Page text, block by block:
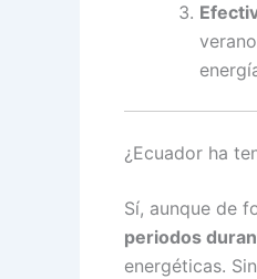
¿Ecuador ha
Sí, aunque de
periodos
energéticas.